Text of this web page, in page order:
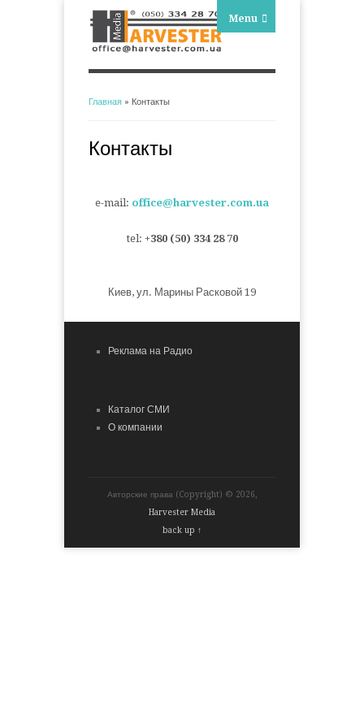
Menu
Главная » Контакты
Контакты
e-mail: office@harvester.com.ua
tel: +380 (50) 334 28 70
Киев, ул. Марины Расковой 19
Реклама на Радио
Каталог СМИ
О компании
Авторские права (Copyright) © 2026,
Harvester Media
back up ↑